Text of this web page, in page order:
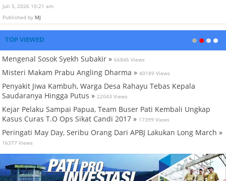
Juli 5, 2026 10:21 am
Published by MJ
TOP VIEWED
Mengenal Sosok Syekh Subakir » 66846 Views
Misteri Makam Prabu Angling Dharma » 40189 Views
Penyakit Jiwa Kambuh, Warga Desa Rahayu Tebas Kepala
Saudaranya Hingga Putus » 22043 Views
Kejar Pelaku Sampai Papua, Team Buser Pati Kembali Ungkap
Kasus Curas T.O Ops Sikat Candi 2017 » 17399 Views
Peringati May Day, Seribu Orang Dari APBJ Lakukan Long March »
16377 Views